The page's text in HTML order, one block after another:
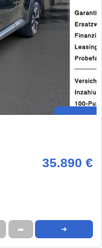
35.890 €
➦ ➜